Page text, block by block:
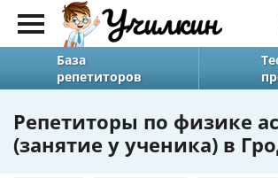
База
репетиторов
Репетиторы по физике
(занятие у ученика) в